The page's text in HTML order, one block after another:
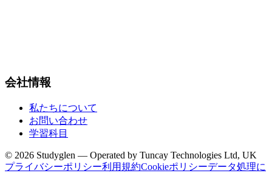
会社情報
私たちについて
お問い合わせ
学習科目
© 2026 Studyglen — Operated by Tuncay Technologies Ltd, UK
プライバシーポリシー利用規約Cookieポリシーデータ処理に